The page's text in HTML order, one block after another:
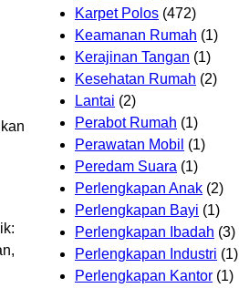
Karpet Polos (472)
Keamanan Rumah (1)
Kerajinan Tangan (1)
Kesehatan Rumah (2)
Lantai (2)
Perabot Rumah (1)
Perawatan Mobil (1)
Peredam Suara (1)
Perlengkapan Anak (2)
Perlengkapan Bayi (1)
Perlengkapan Ibadah (3)
Perlengkapan Industri (1)
Perlengkapan Kantor (1)